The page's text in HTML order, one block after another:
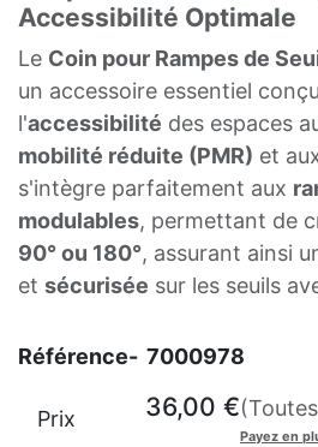
Accessibilité Optimale
Le Coin pour Rampes de
un accessoire essentiel
l'accessibilité des espaces
mobilité réduite (PMR) et
s'intègre parfaitement aux
modulables, permettant de
90° ou 180°, assurant ainsi
et sécurisée sur les seuils
Référence- 7000978
Prix 36,00 €
Payez en